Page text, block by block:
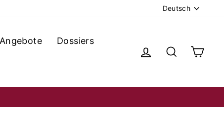
Sprache
Deutsch
Dossiers
Einloggen
Suche